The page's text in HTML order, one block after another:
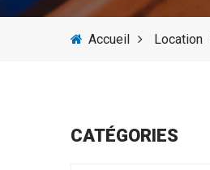
Accueil Location
CATÉGORIES